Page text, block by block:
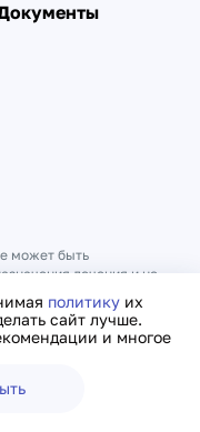
политику их
сайт лучше.
и многое
может быть
лечения и не
Договор оферты